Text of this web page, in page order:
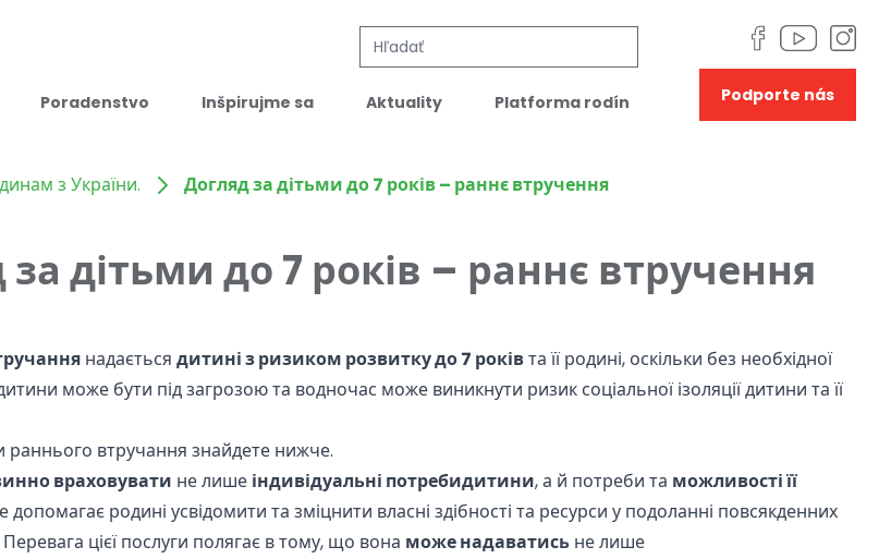
Poradenstvo Inšpirujme sa Aktuality Platforma rodín Podporte nás
з України. Догляд за дітьми до 7 років – раннє втручення
дітьми до 7 років – раннє втручення
надається дитині з ризиком розвитку до 7 роківта її родині, оскільки без необхідної
може бути під загрозою та водночас може виникнути ризик соціальної ізоляції дитини та її
втручання знайдете нижче.
враховувати не лише індивідуальні потребидитини, а й потреби та можливості її
допомагає родині усвідомити та зміцнити власні здібності та ресурси у подоланні повсякденних
цієї послуги полягає в тому, що вона може надаватись не лише